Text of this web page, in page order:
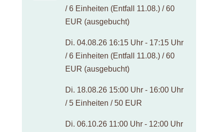
/ 6 Einheiten (Entfall 11.08.) / 60
EUR (ausgebucht)
Di. 04.08.26 16:15 Uhr - 17:15 Uhr
/ 6 Einheiten (Entfall 11.08.) / 60
EUR (ausgebucht)
Di. 18.08.26 15:00 Uhr - 16:00 Uhr
/ 5 Einheiten / 50 EUR
Di. 06.10.26 11:00 Uhr - 12:00 Uhr